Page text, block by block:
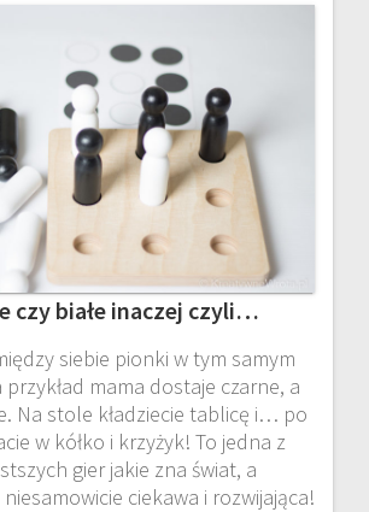
czy białe inaczej czyli…
siebie pionki w tym samym
mama dostaje czarne, a
Na stole kładziecie tablicę i… po
w kółko i krzyżyk! To jedna z
gier jakie zna świat, a
ciekawa i rozwijająca!